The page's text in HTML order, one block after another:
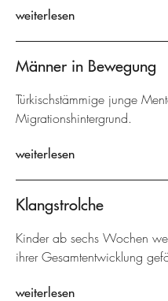
weiterlesen
Männer in Bewegung
Türkischstämmige junge
Migrationshintergrund.
weiterlesen
Klangstrolche
Kinder ab sechs Wochen
ihrer Gesamtentwicklung
weiterlesen